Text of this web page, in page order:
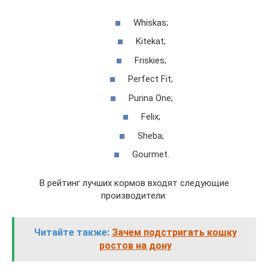
Whiskas;
Kitekat;
Friskies;
Perfect Fit;
Purina One;
Felix;
Sheba;
Gourmet.
В рейтинг лучших кормов входят следующие
производители:
Читайте также: Зачем подстригать кошку
ростов на дону